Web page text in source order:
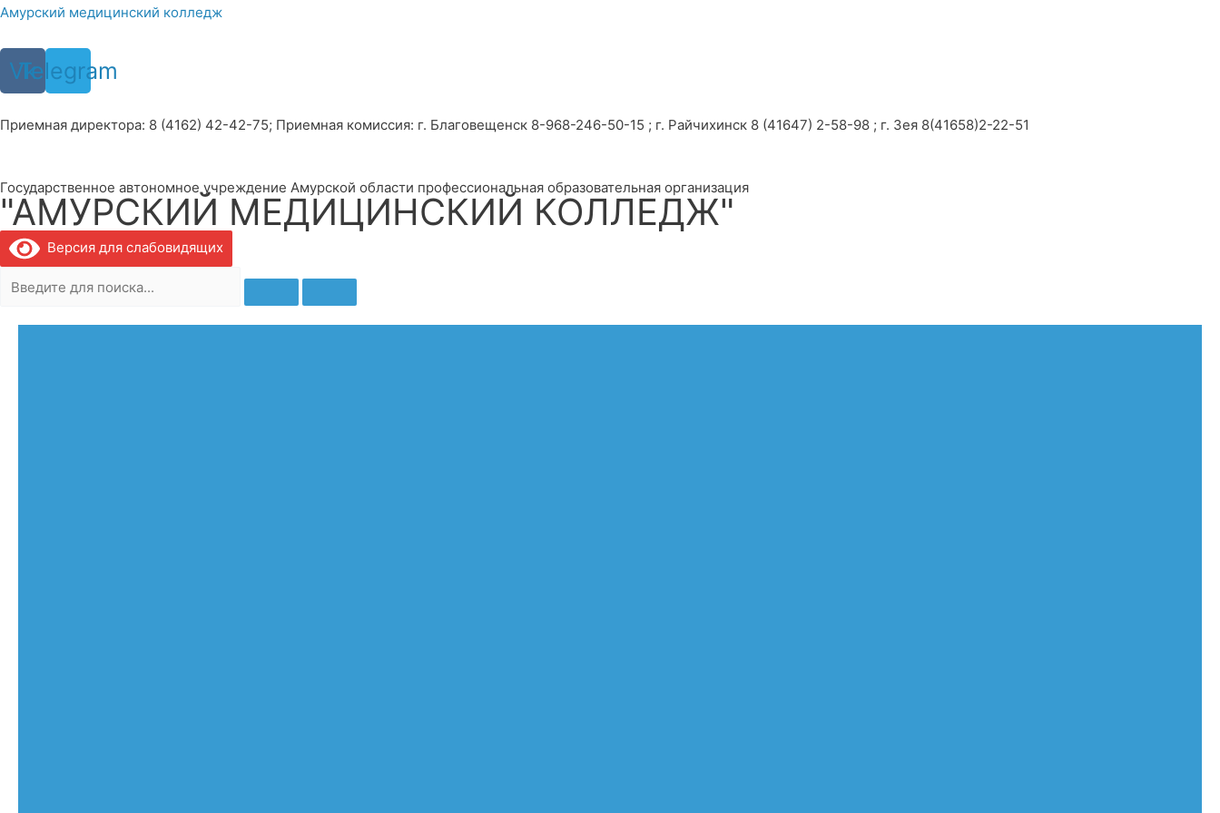
Перейти
содержимому
Амурский медицинский колледж
Vk
Telegram
Приемная директора: 8 (4162) 42-42-75; Приемная комиссия: г. Благовещенск 8-968-246-50-15 ; г. Райчихинск 8 (41647) 2-58-98 ; г. Зея 8(41658)2-22-51
Государственное автономное учреждение Амурской области профессиональная образовательная организация
"АМУРСКИЙ МЕДИЦИНСКИЙ КОЛЛЕДЖ"
Версия для слабовидящих